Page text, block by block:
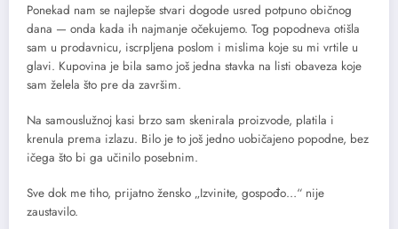
Ponekad nam se najlepše stvari dogode usred potpuno običnog
dana — onda kada ih najmanje očekujemo. Tog popodneva otišla
sam u prodavnicu, iscrpljena poslom i mislima koje su mi vrtile u
glavi. Kupovina je bila samo još jedna stavka na listi obaveza koje
sam želela što pre da završim.
Na samouslužnoj kasi brzo sam skenirala proizvode, platila i
krenula prema izlazu. Bilo je to još jedno uobičajeno popodne, bez
ičega što bi ga učinilo posebnim.
Sve dok me tiho, prijatno žensko „Izvinite, gospođo…“ nije
zaustavilo.